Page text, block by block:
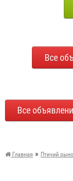
Все
Все
Главная » Птичий